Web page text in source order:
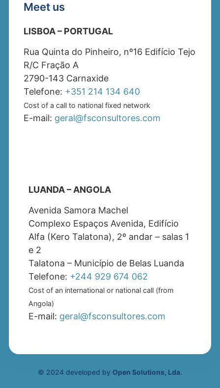
Meet us
LISBOA – PORTUGAL
Rua Quinta do Pinheiro, nº16 Edifício Tejo
R/C Fração A
2790-143 Carnaxide
Telefone: +351 214 134 640
Cost of a call to national fixed network
E-mail: geral@fsconsultores.com
LUANDA – ANGOLA
Avenida Samora Machel
Complexo Espaços Avenida, Edifício
Alfa (Kero Talatona), 2º andar – salas 1
e 2
Talatona – Município de Belas Luanda
Telefone: +244 929 674 062
Cost of an international or national call (from
Angola)
E-mail: geral@fsconsultores.com
© 2024 developed by Open Solutions, Lda.